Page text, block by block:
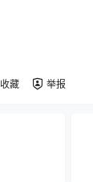
收藏 举报